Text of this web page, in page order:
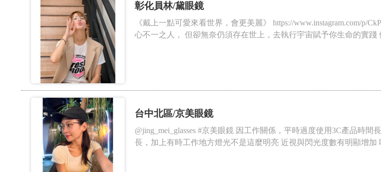
彰化員林/黛眼鏡
《戴上一點可愛來看世界，會更美麗》 https://www.instagram.com/p/
心不一之人， 但卻無奈仍須存在世上，去執行宇宙賦予你生命的實踐
台中北區/京美眼鏡
@jing_mei_glasses #京美眼鏡 因工作關係，平時過度使用3C產品時
長，加上有時工作地方燈光不是這麼明亮 近視與閃光度數有明顯增加